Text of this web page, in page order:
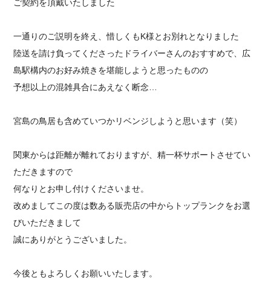
ご契約を頂戴いたしました
一通りのご説明を終え、惜しくもK様とお別れとなりました
陸送を請け負ってくださったドライバーさんのおすすめで、広
島駅構内のお好み焼きを堪能しようと思ったものの
予想以上の混雑具合にあえなく断念…
宮島の鳥居も含めていつかリベンジしようと思います（笑）
関東からは距離が離れておりますが、精一杯サポートさせてい
ただきますので
何なりとお申し付けくださいませ。
改めましてこの度は数ある販売店の中からトップランクをお選
びいただきまして
誠にありがとうございました。
今後ともよろしくお願いいたします。